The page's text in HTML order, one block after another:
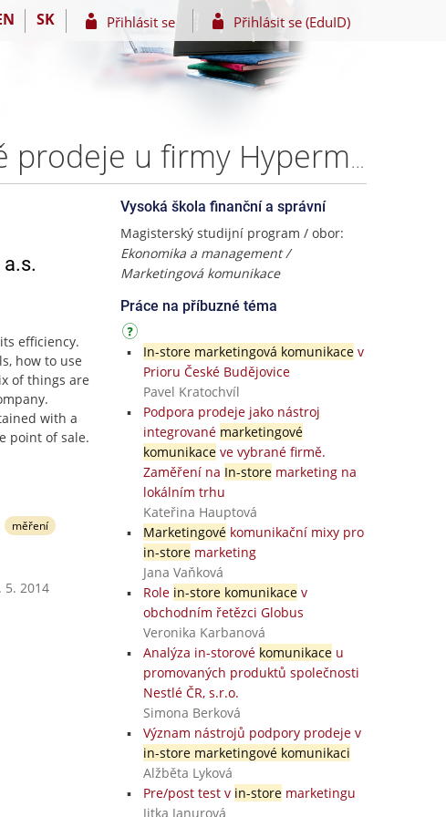
SK Přihlásit se Přihlásit se (EduID)
Analýza efektivity nástrojů podpory prodeje v místě prodeje u firmy Hypermarket a.s. – Bc. Robert Imling
efficiency.
how to use
of things are
with a
point of sale.
měření
2014
Vysoká škola finanční a správní
Magisterský studijní program / obor:
Ekonomika a management /
Marketingová komunikace
Práce na příbuzné téma
In-store marketingová komunikacev
Prioru České Budějovice
Pavel Kratochvíl
Podpora prodeje jako nástroj
integrované marketingové
komunikaceve vybrané firmě.
Zaměření na In-storemarketing na
lokálním trhu
Kateřina Hauptová
Marketingovékomunikační mixy pro
in-storemarketing
Jana Vaňková
Role in-store komunikacev
obchodním řetězci Globus
Veronika Karbanová
Analýza in-storové komunikaceu
promovaných produktů společnosti
Nestlé ČR, s.r.o.
Simona Berková
Význam nástrojů podpory prodeje v
in-store marketingové komunikaci
Alžběta Lyková
Pre/post test v in-storemarketingu
Jitka Janurová